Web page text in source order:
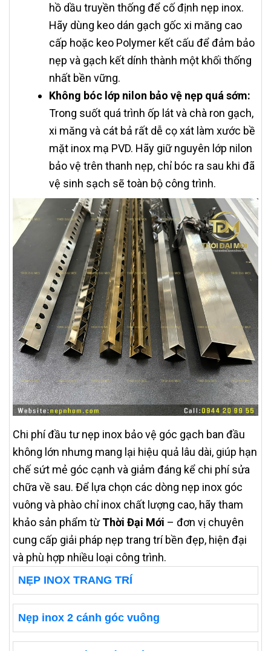
hồ dầu truyền thống để cố định nẹp inox.
Hãy dùng keo dán gạch gốc xi măng cao
cấp hoặc keo Polymer kết cấu để đảm bảo
nẹp và gạch kết dính thành một khối thống
nhất bền vững.
Không bóc lớp nilon bảo vệ nẹp quá sớm:
Trong suốt quá trình ốp lát và chà ron gạch,
xi măng và cát bả rất dễ cọ xát làm xước bề
mặt inox mạ PVD. Hãy giữ nguyên lớp nilon
bảo vệ trên thanh nẹp, chỉ bóc ra sau khi đã
vệ sinh sạch sẽ toàn bộ công trình.
Chi phí đầu tư nẹp inox bảo vệ góc gạch ban đầu
không lớn nhưng mang lại hiệu quả lâu dài, giúp hạn
chế sứt mẻ góc cạnh và giảm đáng kể chi phí sửa
chữa về sau. Để lựa chọn các dòng nẹp inox góc
vuông và phào chỉ inox chất lượng cao, hãy tham
khảo sản phẩm từThời Đại Mới – đơn vị chuyên
cung cấp giải pháp nẹp trang trí bền đẹp, hiện đại
và phù hợp nhiều loại công trình.
NẸP INOX TRANG TRÍ
Nẹp inox 2 cánh góc vuông